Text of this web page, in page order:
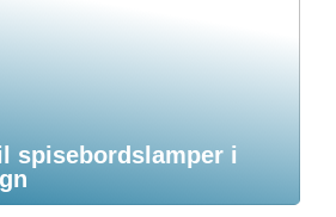
spisebordslamper i